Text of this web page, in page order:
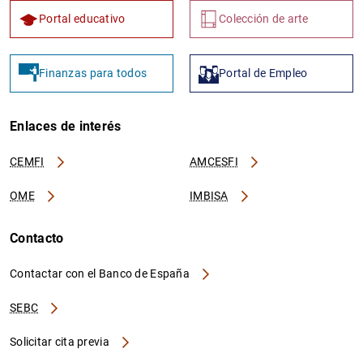
Portal educativo Colección de arte
Finanzas para todos Portal de Empleo
Enlaces de interés
CEMFI AMCESFI
OME IMBISA
Contacto
Contactar con el Banco de España
SEBC
Solicitar cita previa